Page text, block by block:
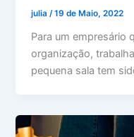
julia /19 de Maio, 2022
Para um empresário
organização,
pequena sala tem